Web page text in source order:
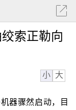
索正勒向
小 大
器骤然启动，目